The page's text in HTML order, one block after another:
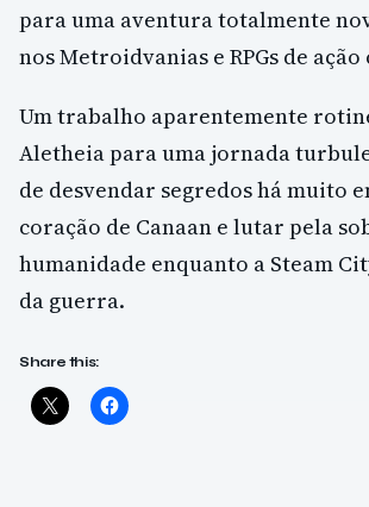
para uma aventura totalmente
nos Metroidvanias e RPGs de ação
Um trabalho aparentemente
Aletheia para uma jornada
de desvendar segredos há muito
coração de Canaan e lutar pela
humanidade enquanto a Steam
da guerra.
Share this: